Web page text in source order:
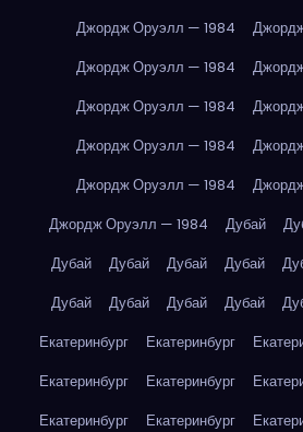
Джордж Оруэлл — 1984
Джордж Оруэлл — 1984
Джордж Оруэлл — 1984
Джордж Оруэлл — 1984
Джордж Оруэлл — 1984
Джордж Оруэлл — 1984
Дубай
Дубай
Дубай Дубай Дубай
Дубай
Дубай Дубай Дубай
Екатеринбург
Екатеринбург
Екатеринбург
Екатеринбург
Екатеринбург
Екатеринбург